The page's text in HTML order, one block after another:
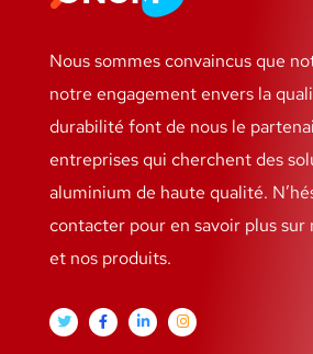
Nous sommes convaincus que
notre engagement envers la
durabilité font de nous le
entreprises qui cherchent des
aluminium de haute qualité.
contacter pour en savoir plus
et nos produits.